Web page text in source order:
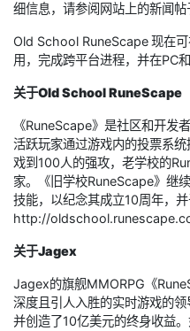
细信息，请参阅网站上的新闻帖
Old School RuneScape 现在
用，完成跨平台进程，并在PC
关于Old School RuneScape
《RuneScape》是社区和开发
活跃玩家通过游戏内的投票系
戏到100人的强攻，老学校的
家。《旧学校RuneScape》继
技能，以纪念其成立10周年，
http://
关于Jagex
Jagex的旗舰MMORPG《
深度且引人入胜的实时游戏的领
并创造了10亿美元的终身收益